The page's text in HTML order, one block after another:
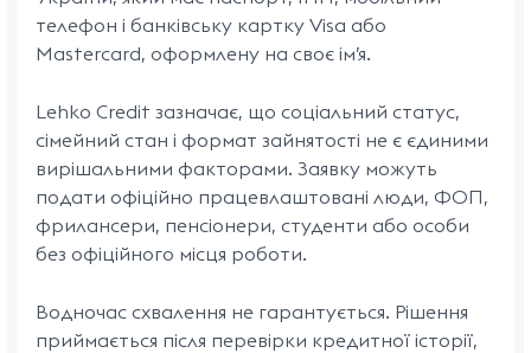
телефон і банківську картку Visa або
Mastercard, оформлену на своє ім’я.
Lehko Credit зазначає, що соціальний статус,
сімейний стан і формат зайнятості не є єдиними
вирішальними факторами. Заявку можуть
подати офіційно працевлаштовані люди, ФОП,
фрилансери, пенсіонери, студенти або особи
без офіційного місця роботи.
Водночас схвалення не гарантується. Рішення
приймається після перевірки кредитної історії,